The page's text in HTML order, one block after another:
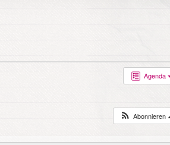
Agenda
Abonnieren